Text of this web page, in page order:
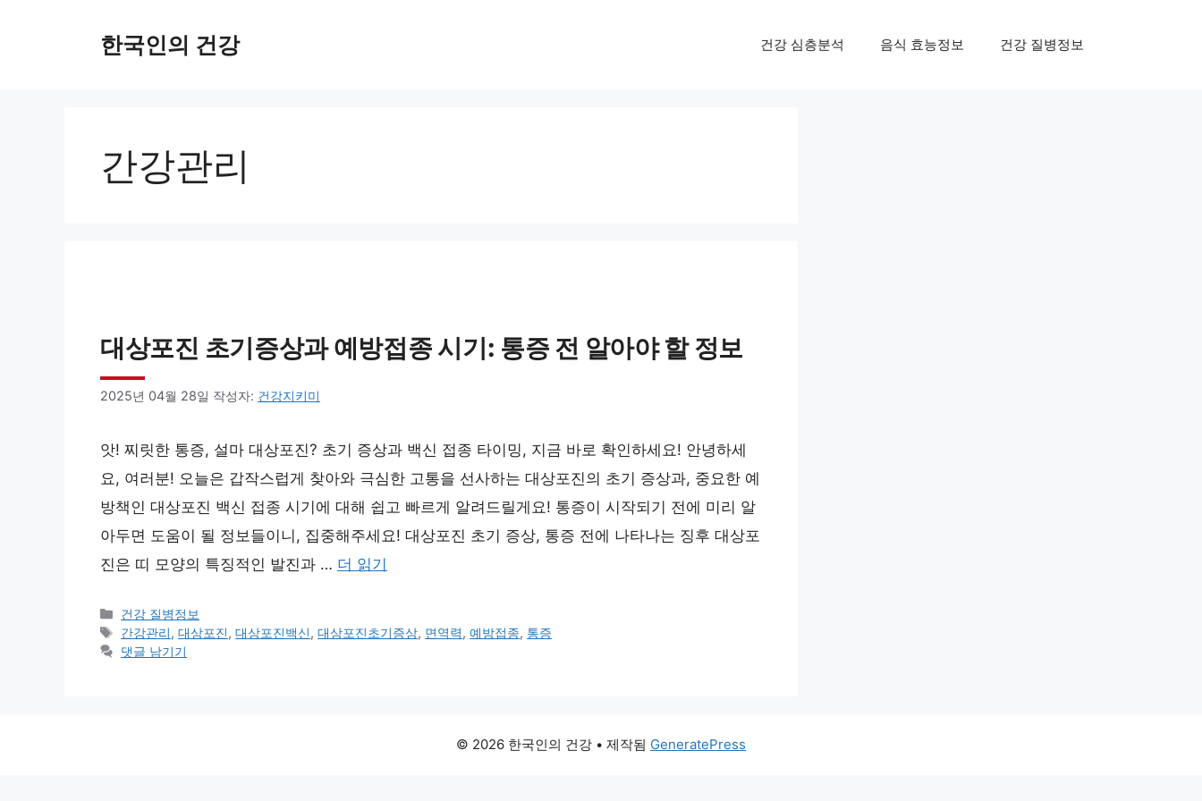
한국인의 건강 건강 심층분석 음식 효능정보 건강 질병정보
간강관리
대상포진 초기증상과 예방접종 시기: 통증 전 알아야 할 정보
2025년 04월 28일 작성자: 건강지키미
앗! 찌릿한 통증, 설마 대상포진? 초기 증상과 백신 접종 타이밍, 지금 바로 확인하세요! 안녕하세
요, 여러분! 오늘은 갑작스럽게 찾아와 극심한 고통을 선사하는 대상포진의 초기 증상과, 중요한 예
방책인 대상포진 백신 접종 시기에 대해 쉽고 빠르게 알려드릴게요! 통증이 시작되기 전에 미리 알
아두면 도움이 될 정보들이니, 집중해주세요! 대상포진 초기 증상, 통증 전에 나타나는 징후 대상포
진은 띠 모양의 특징적인 발진과 … 더 읽기
카
테
고
건강 질병정보
태
그
간강관리,대상포진,대상포진백신,대상포진초기증상, 면역력,예방접종, 통증
댓글 남기기
© 2026 한국인의 건강 • 제작됨 GeneratePress